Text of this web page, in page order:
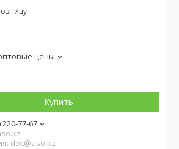
цены
Купить
220-77-67
doc@aso.kz